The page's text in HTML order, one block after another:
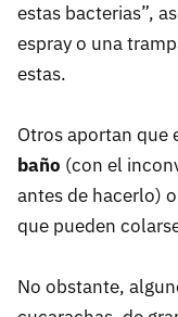
estas bacterias”,
espray o una
estas.
Otros aportan que
baño (con el
antes de hacerlo)
que pueden
No obstante,